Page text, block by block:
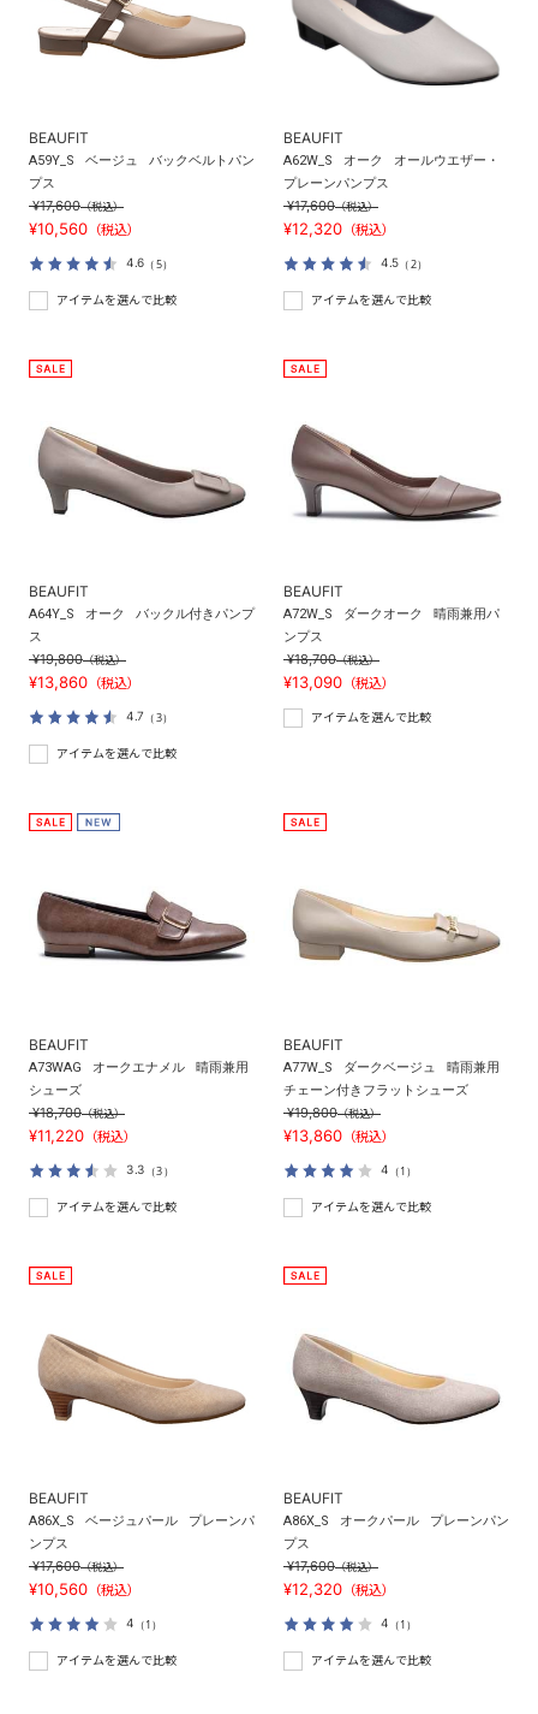
BEAUFIT
A59Y_S ベージュ
バックベルトパン
プス
¥17,600（税込）
¥10,560 （税込）
4.6 （5）
アイテムを選んで比較
BEAUFIT
A62W_S オーク
オールウエザー・
プレーンパンプス
¥17,600（税込）
¥12,320 （税込）
4.5 （2）
アイテムを選んで比較
BEAUFIT
A64Y_S オーク
バックル付きパンプ
ス
¥19,800（税込）
¥13,860 （税込）
4.7 （3）
アイテムを選んで比較
BEAUFIT
A72W_S ダークオーク
晴雨兼用パ
ンプス
¥18,700（税込）
¥13,090 （税込）
アイテムを選んで比較
BEAUFIT
A73WAG オークエナメル
晴雨兼用
シューズ
¥18,700（税込）
¥11,220 （税込）
3.3 （3）
アイテムを選んで比較
BEAUFIT
A77W_S ダークベージュ
晴雨兼用
チェーン付きフラットシューズ
¥19,800（税込）
¥13,860 （税込）
4 （1）
アイテムを選んで比較
BEAUFIT
A86X_S ベージュパール
プレーンパ
ンプス
¥17,600（税込）
¥10,560 （税込）
4 （1）
アイテムを選んで比較
BEAUFIT
A86X_S オークパール
プレーンパン
プス
¥17,600（税込）
¥12,320 （税込）
4 （1）
アイテムを選んで比較